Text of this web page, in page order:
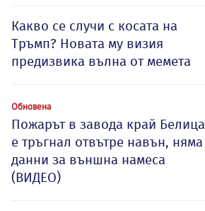
Какво се случи с косата на
Тръмп? Новата му визия
предизвика вълна от мемета
Обновена
Пожарът в завода край Белица
е тръгнал отвътре навън, няма
данни за външна намеса
(ВИДЕО)